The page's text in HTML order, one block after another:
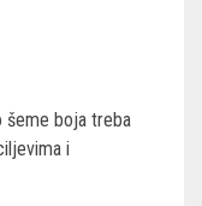
šeme boja treba
i